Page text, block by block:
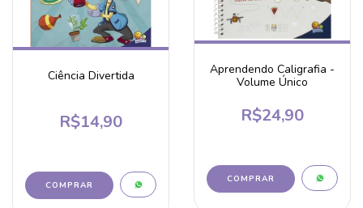
Ciência Divertida
R$14,90
Aprendendo Caligrafia -
Volume Único
R$24,90